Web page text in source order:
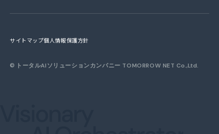
サイトマップ個人情報保護方針
© トータルAIソリューションカンパニー TOMORROW NET Co.,Ltd.